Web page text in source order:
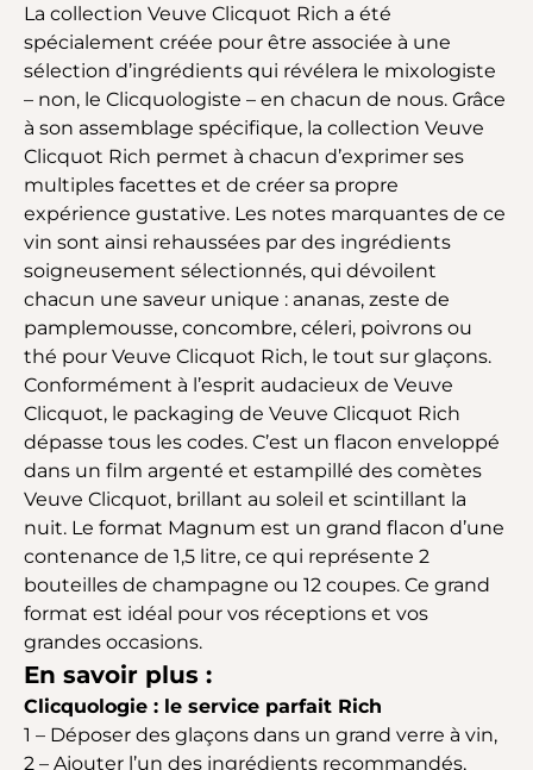
La collection Veuve Clicquot Rich a été
spécialement créée pour être associée à une
sélection d’ingrédients qui révélera le mixologiste
– non, le Clicquologiste – en chacun de nous. Grâce
à son assemblage spécifique, la collection Veuve
Clicquot Rich permet à chacun d’exprimer ses
multiples facettes et de créer sa propre
expérience gustative. Les notes marquantes de ce
vin sont ainsi rehaussées par des ingrédients
soigneusement sélectionnés, qui dévoilent
chacun une saveur unique : ananas, zeste de
pamplemousse, concombre, céleri, poivrons ou
thé pour Veuve Clicquot Rich, le tout sur glaçons.
Conformément à l’esprit audacieux de Veuve
Clicquot, le packaging de Veuve Clicquot Rich
dépasse tous les codes. C’est un flacon enveloppé
dans un film argenté et estampillé des comètes
Veuve Clicquot, brillant au soleil et scintillant la
nuit. Le format Magnum est un grand flacon d’une
contenance de 1,5 litre, ce qui représente 2
bouteilles de champagne ou 12 coupes. Ce grand
format est idéal pour vos réceptions et vos
grandes occasions.
En savoir plus :
Clicquologie : le service parfait Rich
1 – Déposer des glaçons dans un grand verre à vin,
2 – Ajouter l’un des ingrédients recommandés,